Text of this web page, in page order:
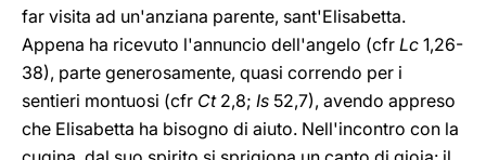
far visita ad un'anziana parente, sant'Elisabetta.
Appena ha ricevuto l'annuncio dell'angelo (cfr Lc 1,26-
38), parte generosamente, quasi correndo per i
sentieri montuosi (cfr Ct2,8; Is 52,7), avendo appreso
che Elisabetta ha bisogno di aiuto. Nell'incontro con la